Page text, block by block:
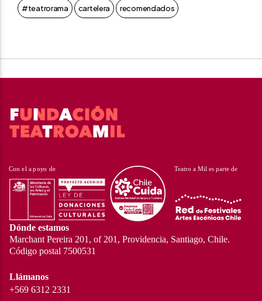
#teatrorama cartelera recomendados
Dónde estamos
Marchant Pereira 201, of 201, Providencia, Santiago, Chile.
Código postal 7500531
Llámanos
+569 6312 2331